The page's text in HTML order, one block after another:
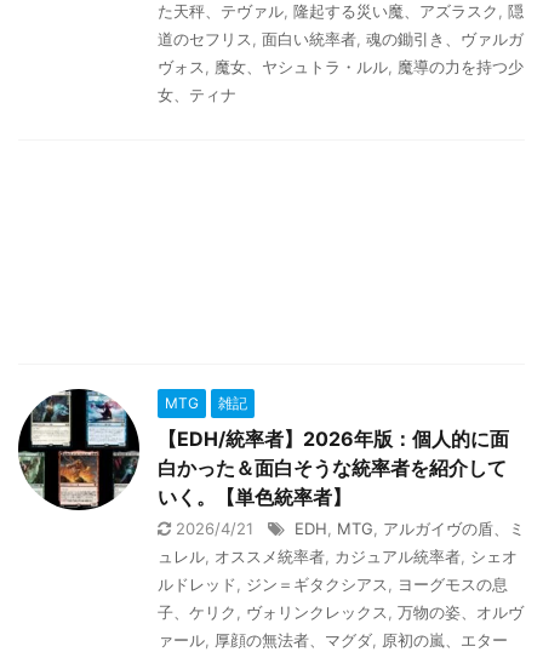
た天秤、テヴァル 隆起する災い魔、アズラスク
隠
道のセフリス
面白い統率者 魂の鋤引き、ヴァルガ
ヴォス
魔女、ヤシュトラ・ルル 魔導の力を持つ少
女、ティナ
MTG 雑記
【EDH/統率者】2026年版：個人的に面
白かった＆面白そうな統率者を紹介して
いく。【単色統率者】
2026/4/21 EDH MTG
アルガイヴの盾、ミ
ュレル オススメ統率者 カジュアル統率者 シェオ
ルドレッド
ジン＝ギタクシアス
ヨーグモスの息
子、ケリク
ヴォリンクレックス
万物の姿、オルヴ
ァール 厚顔の無法者、マグダ
原初の嵐、エター